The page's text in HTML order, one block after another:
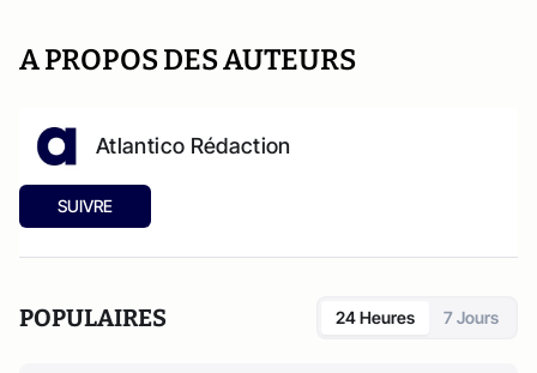
A PROPOS DES AUTEURS
Atlantico Rédaction
SUIVRE
POPULAIRES 24 Heures 7 Jours